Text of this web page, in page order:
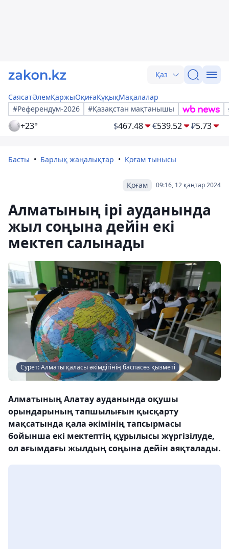
Қаз
СаясатӘлемҚаржыОқиғаҚұқықМақалалар
#Референдум-2026
#Қазақстан мақтанышы
+23° $467.48 €539.52 ₽5.73
Басты Барлық жаңалықтар Қоғам тынысы
09:16, 12 қаңтар 2024
Қоғам
Алматының ірі ауданында
жыл соңына дейін екі
мектеп салынады
Сурет: Алматы қаласы әкімдігінің баспасөз қызметі
Алматының Алатау ауданында оқушы
орындарының тапшылығын қысқарту
мақсатында қала әкімінің тапсырмасы
бойынша екі мектептің құрылысы жүргізілуде,
ол ағымдағы жылдың соңына дейін аяқталады.